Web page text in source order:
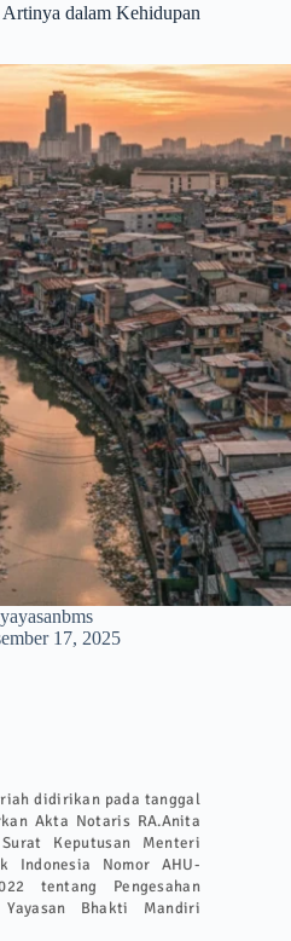
dalam Kehidupan
17, 2025
didirikan pada tanggal
Akta Notaris RA.Anita
Keputusan Menteri
Indonesia Nomor AHU-
tentang Pengesahan
Bhakti Mandiri